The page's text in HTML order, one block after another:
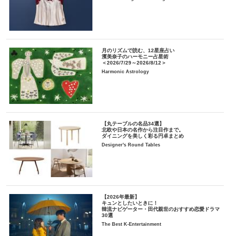
月のリズムで読む、12星座占い
濱美奈子のハーモニー占星術
＜2026/7/29～2026/8/12＞
Harmonic Astrology
【丸テーブルの名品34選】
北欧や日本の名作から注目作まで。
ダイニングを美しく彩る円卓まとめ
Designer's Round Tables
【2026年最新】
キュンとしたいときに！
韓流ナビゲーター・田代親世のおすすめ恋愛ドラマ
30選
The Best K-Entertainment